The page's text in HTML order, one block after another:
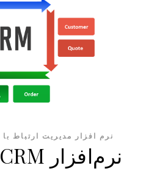
نرم افزار مدیریت ارتباط
نرم‌افزار CRM برای بانک‌ها